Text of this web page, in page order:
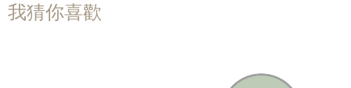
我猜你喜歡